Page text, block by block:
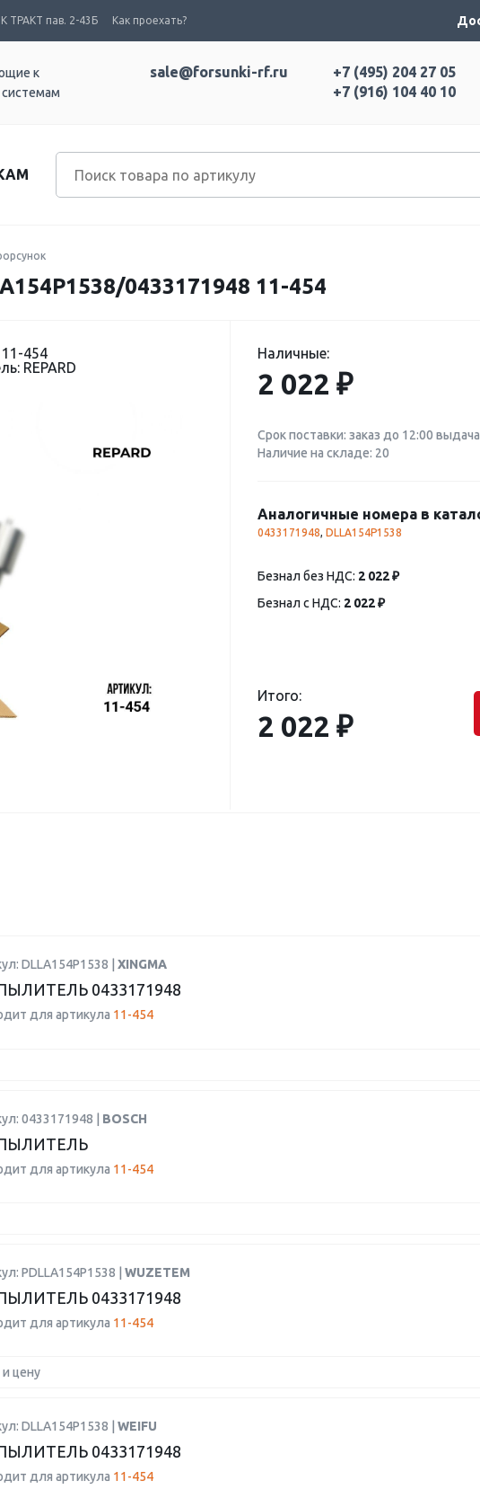
ТРАКТ пав. 2-43Б Как проехать?
к
+7 (495) 204 27 05
+7 (916) 104 40 10
sale@forsunki-rf.ru
0433171948 11-454
454
REPARD
Наличные:
2 022 ₽
Срок поставки: заказ до 12:00
Наличие на складе: 20
Аналогичные номера в
0433171948, DLLA154P1538
Безнал без НДС: 2 022 ₽
Безнал с НДС: 2 022 ₽
Итого:
2 022 ₽
DLLA154P1538 | XINGMA
0433171948
для артикула 11-454
0433171948 | BOSCH
для артикула 11-454
PDLLA154P1538 | WUZETEM
0433171948
для артикула 11-454
цену
DLLA154P1538 | WEIFU
0433171948
для артикула 11-454